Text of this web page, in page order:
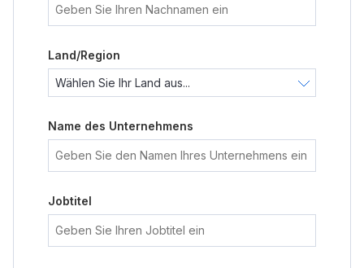
Land/Region
Name des Unternehmens
Jobtitel